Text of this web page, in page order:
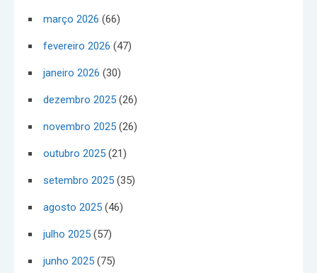
março 2026 (66)
fevereiro 2026 (47)
janeiro 2026 (30)
dezembro 2025 (26)
novembro 2025 (26)
outubro 2025 (21)
setembro 2025 (35)
agosto 2025 (46)
julho 2025 (57)
junho 2025 (75)